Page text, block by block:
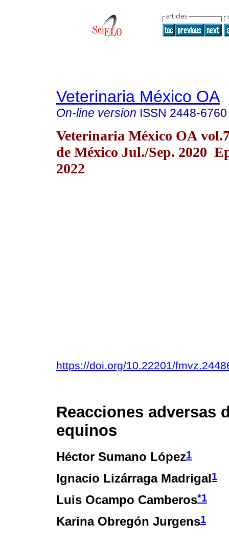
Veterinaria México OA
On-line version ISSN 2448-6760
Veterinaria México OA
de México Jul./Sep. 2020
2022
https://doi.org/10.22201/
Reacciones adversas
equinos
Héctor Sumano López1
Ignacio Lizárraga Madrigal1
Luis Ocampo Camberos*1
Karina Obregón Jurgens1